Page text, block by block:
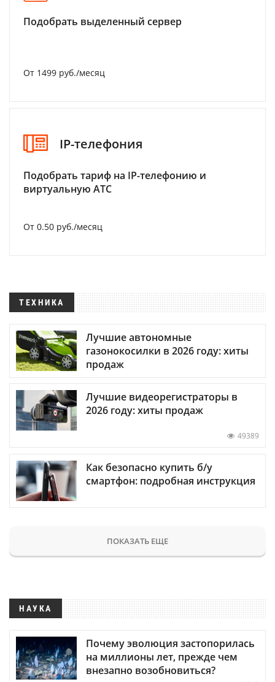
Подобрать выделенный сервер
От 1499 руб./месяц
IP-телефония
Подобрать тариф на IP-телефонию и
виртуальную АТС
От 0.50 руб./месяц
ТЕХНИКА
Лучшие автономные
газонокосилки в 2026 году: хиты
продаж
Лучшие видеорегистраторы в
2026 году: хиты продаж
49389
Как безопасно купить б/у
смартфон: подробная инструкция
ПОКАЗАТЬ ЕЩЕ
НАУКА
Почему эволюция застопорилась
на миллионы лет, прежде чем
внезапно возобновиться?